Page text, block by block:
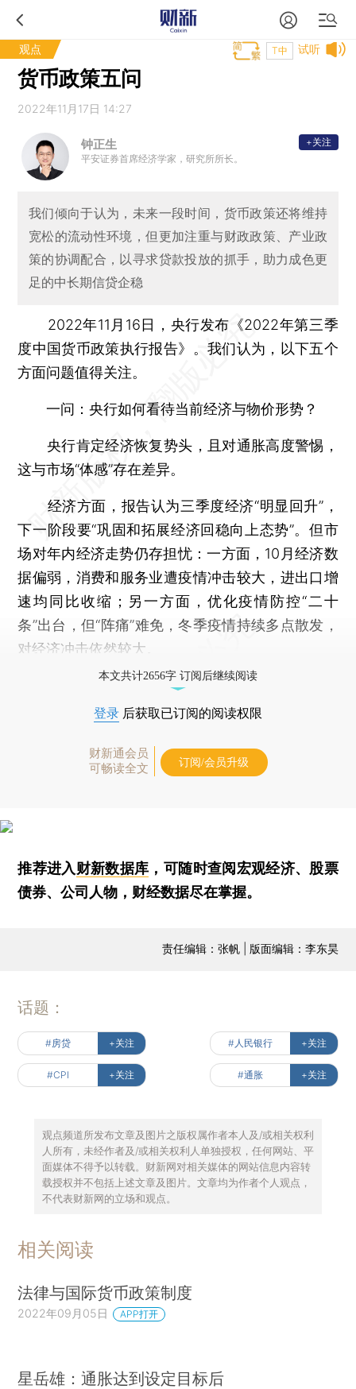
观点 试听
T中
货币政策五问
2022年11月17日 14:27
钟正生
平安证券首席经济学家，研究所所长。
+关注
我们倾向于认为，未来一段时间，货币政策还将维持
宽松的流动性环境，但更加注重与财政政策、产业政
策的协调配合，以寻求贷款投放的抓手，助力成色更
足的中长期信贷企稳
2022年11月16日，央行发布《2022年第三季
度中国货币政策执行报告》。我们认为，以下五个
方面问题值得关注。
一问：央行如何看待当前经济与物价形势？
央行肯定经济恢复势头，且对通胀高度警惕，
这与市场“体感”存在差异。
经济方面，报告认为三季度经济“明显回升”，
下一阶段要“巩固和拓展经济回稳向上态势”。但市
场对年内经济走势仍存担忧：一方面，10月经济数
据偏弱，消费和服务业遭疫情冲击较大，进出口增
速均同比收缩；另一方面，优化疫情防控“二十
条”出台，但“阵痛”难免，冬季疫情持续多点散发，
对经济冲击依然较大。
本文共计2656字 订阅后继续阅读
登录 后获取已订阅的阅读权限
财新通会员
可畅读全文
订阅/会员升级
推荐进入财新数据库 ，可随时查阅宏观经济、股票
债券、公司人物，财经数据尽在掌握。
责任编辑：张帆 | 版面编辑：李东昊
话题：
#房贷 +关注 #人民银行 +关注
#CPI +关注 #通胀 +关注
观点频道所发布文章及图片之版权属作者本人及/或相关权利
人所有，未经作者及/或相关权利人单独授权，任何网站、平
面媒体不得予以转载。财新网对相关媒体的网站信息内容转
载授权并不包括上述文章及图片。文章均为作者个人观点，
不代表财新网的立场和观点。
相关阅读
法律与国际货币政策制度
2022年09月05日 APP打开
星岳雄：通胀达到设定目标后